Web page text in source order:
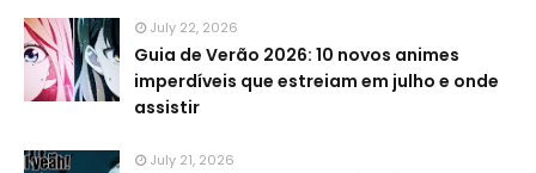
July 22, 2026
Guia de Verão 2026: 10 novos animes
imperdíveis que estreiam em julho e onde
assistir
July 21, 2026